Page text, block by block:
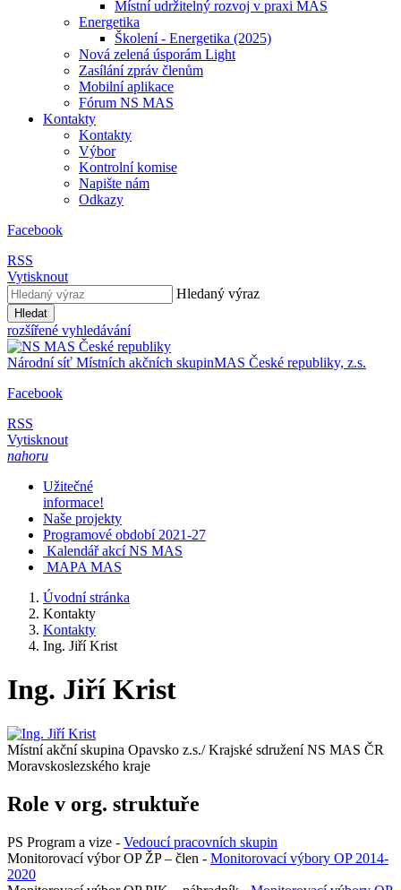
Místní udržitelný rozvoj v praxi MAS
Energetika
Školení - Energetika (2025)
Nová zelená úsporám Light
Zasílání zpráv členům
Mobilní aplikace
Fórum NS MAS
Kontakty
Kontakty
Výbor
Kontrolní komise
Napište nám
Odkazy
Facebook
RSS
Vytisknout
Hledaný výraz
Hledat
rozšířené vyhledávání
Národní síť Místních akčních skupinMAS České republiky, z.s.
Facebook
RSS
Vytisknout
nahoru
Užitečné
informace!
Naše projekty
Programové období 2021-27
Kalendář akcí NS MAS
MAPA MAS
Úvodní stránka
Kontakty
Kontakty
Ing. Jiří Krist
Ing. Jiří Krist
Místní akční skupina Opavsko z.s./ Krajské sdružení NS MAS ČR
Moravskoslezského kraje
Role v org. struktuře
PS Program a vize - Vedoucí pracovních skupin
Monitorovací výbor OP ŽP – člen - Monitorovací výbory OP 2014-
2020